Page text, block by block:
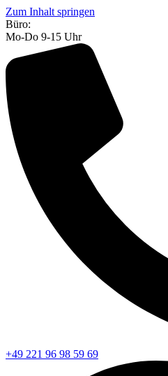
Zum Inhalt springen
Büro:
Mo-Do 9-15 Uhr
+49 221 96 98 59 69